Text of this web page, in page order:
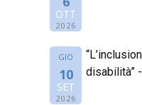
OTT
2026
GIO
10
SET
2026
disabilità”